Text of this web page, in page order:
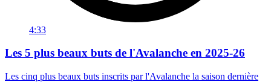
4:33
Les 5 plus beaux buts de l'Avalanche en 2025-26
Les cinq plus beaux buts inscrits par l'Avalanche la saison dernière